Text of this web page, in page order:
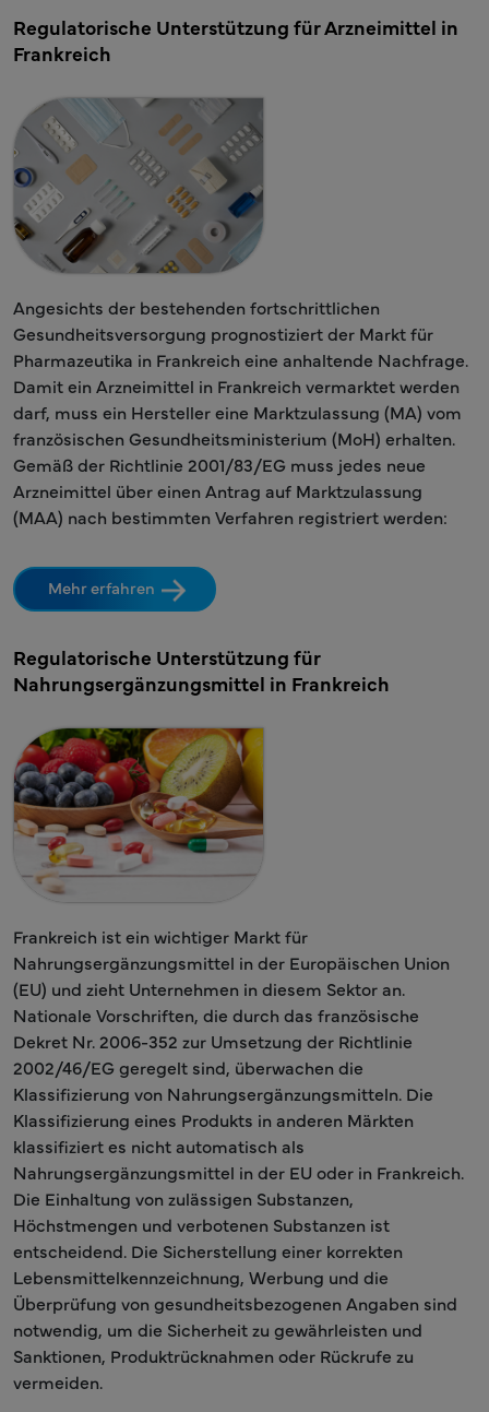
Regulatorische Unterstützung für Arzneimittel in
Frankreich
Angesichts der bestehenden fortschrittlichen
Gesundheitsversorgung prognostiziert der Markt für
Pharmazeutika in Frankreich eine anhaltende Nachfrage.
Damit ein Arzneimittel in Frankreich vermarktet werden
darf, muss ein Hersteller eine Marktzulassung (MA) vom
französischen Gesundheitsministerium (MoH) erhalten.
Gemäß der Richtlinie 2001/83/EG muss jedes neue
Arzneimittel über einen Antrag auf Marktzulassung
(MAA) nach bestimmten Verfahren registriert werden:
Mehr erfahren
Regulatorische Unterstützung für
Nahrungsergänzungsmittel in Frankreich
Frankreich ist ein wichtiger Markt für
Nahrungsergänzungsmittel in der Europäischen Union
(EU) und zieht Unternehmen in diesem Sektor an.
Nationale Vorschriften, die durch das französische
Dekret Nr. 2006-352 zur Umsetzung der Richtlinie
2002/46/EG geregelt sind, überwachen die
Klassifizierung von Nahrungsergänzungsmitteln. Die
Klassifizierung eines Produkts in anderen Märkten
klassifiziert es nicht automatisch als
Nahrungsergänzungsmittel in der EU oder in Frankreich.
Die Einhaltung von zulässigen Substanzen,
Höchstmengen und verbotenen Substanzen ist
entscheidend. Die Sicherstellung einer korrekten
Lebensmittelkennzeichnung, Werbung und die
Überprüfung von gesundheitsbezogenen Angaben sind
notwendig, um die Sicherheit zu gewährleisten und
Sanktionen, Produktrücknahmen oder Rückrufe zu
vermeiden.